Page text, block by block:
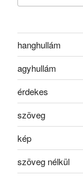
hanghullám
agyhullám
érdekes
szöveg
kép
szöveg nélkül